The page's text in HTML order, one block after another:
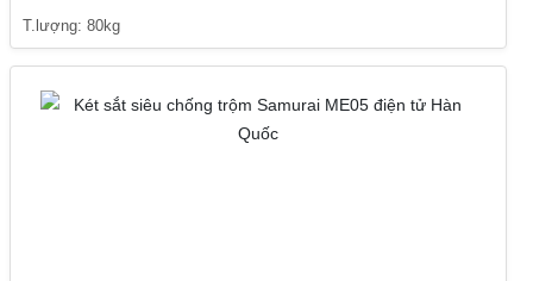
T.lượng: 80kg